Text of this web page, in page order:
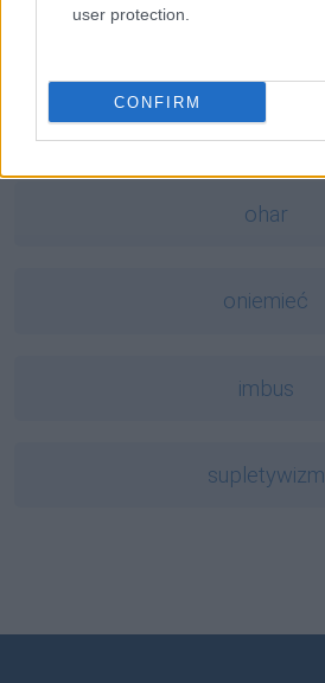
user protection.
CONFIRM
absurd
ohar
oniemieć
imbus
supletywizm